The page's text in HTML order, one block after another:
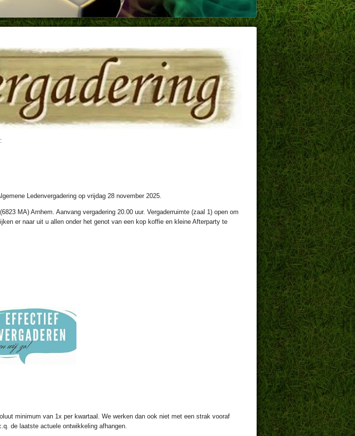
Ledenvergadering op vrijdag 28 november 2025.
MA) Arnhem. Aanvang vergadering 20.00 uur. Vergaderruimte (zaal 1) open om
er naar uit u allen onder het genot van een kop koffie en kleine Afterparty te
minimum van 1x per kwartaal. We werken dan ook niet met een strak vooraf
de laatste actuele ontwikkeling afhangen.